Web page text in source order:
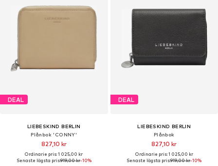
DEAL
LIEBESKIND BERLIN
Plånbok 'CONNY'
827,10 kr
Ordinarie pris: 1 025,00 kr
Senaste lägsta pris:919,00 kr-10%
DEAL
LIEBESKIND BERLIN
Plånbok
827,10 kr
Ordinarie pris: 1 025,00 kr
Senaste lägsta pris:919,00 kr-10%